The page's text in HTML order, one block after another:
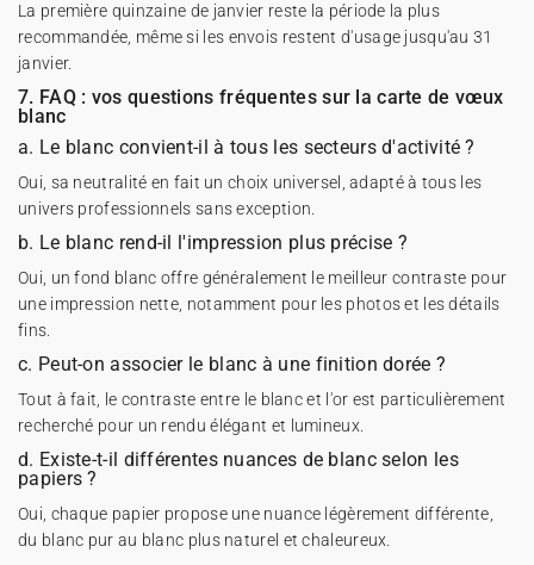
La première quinzaine de janvier reste la période la plus
recommandée, même si les envois restent d'usage jusqu'au 31
janvier.
7. FAQ : vos questions fréquentes sur la carte de vœux
blanc
a. Le blanc convient-il à tous les secteurs d'activité ?
Oui, sa neutralité en fait un choix universel, adapté à tous les
univers professionnels sans exception.
b. Le blanc rend-il l'impression plus précise ?
Oui, un fond blanc offre généralement le meilleur contraste pour
une impression nette, notamment pour les photos et les détails
fins.
c. Peut-on associer le blanc à une finition dorée ?
Tout à fait, le contraste entre le blanc et l'or est particulièrement
recherché pour un rendu élégant et lumineux.
d. Existe-t-il différentes nuances de blanc selon les
papiers ?
Oui, chaque papier propose une nuance légèrement différente,
du blanc pur au blanc plus naturel et chaleureux.